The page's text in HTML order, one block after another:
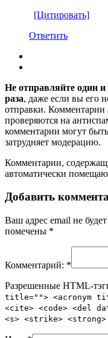
[Цитировать]
Ответить
Не отправляйте один
раза, даже если вы его
отправки.
проверяются на
комментарии могут
затрудняет модерацию.
Комментарии,
автоматически
Добавить
Ваш адрес email не
помечены *
Комментарий: *
Разрешенные HTML-
title=""> <acronym
<cite> <code> <del
<s> <strike> <strong>